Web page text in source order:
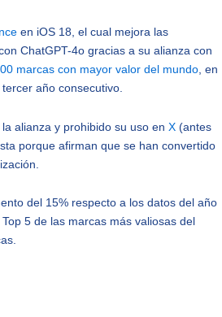
en iOS 18, el cual mejora las
ChatGPT-4o gracias a su alianza con
marcas con mayor valor del mundo, en
año consecutivo.
alianza y prohibido su uso en X (antes
porque afirman que se han convertido
del 15% respecto a los datos del año
5 de las marcas más valiosas del